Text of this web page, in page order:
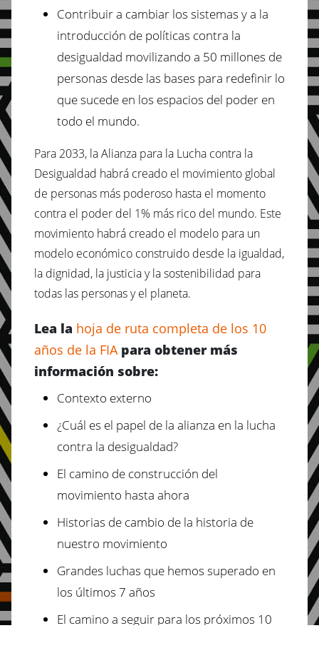
Contribuir a cambiar los sistemas y a la
introducción de políticas contra la
desigualdad movilizando a 50 millones de
personas desde las bases para redefinir lo
que sucede en los espacios del poder en
todo el mundo.
Para 2033, la Alianza para la Lucha contra la
Desigualdad habrá creado el movimiento global
de personas más poderoso hasta el momento
contra el poder del 1% más rico del mundo. Este
movimiento habrá creado el modelo para un
modelo económico construido desde la igualdad,
la dignidad, la justicia y la sostenibilidad para
todas las personas y el planeta.
Lea la hoja de ruta completa de los 10
años de la FIApara obtener más
información sobre:
Contexto externo
¿Cuál es el papel de la alianza en la lucha
contra la desigualdad?
El camino de construcción del
movimiento hasta ahora
Historias de cambio de la historia de
nuestro movimiento
Grandes luchas que hemos superado en
los últimos 7 años
El camino a seguir para los próximos 10